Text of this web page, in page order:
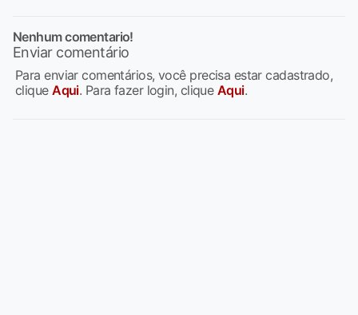
Nenhum comentario!
Enviar comentário
Para enviar comentários, você precisa estar cadastrado,
cliqueAqui. Para fazer login, clique Aqui.